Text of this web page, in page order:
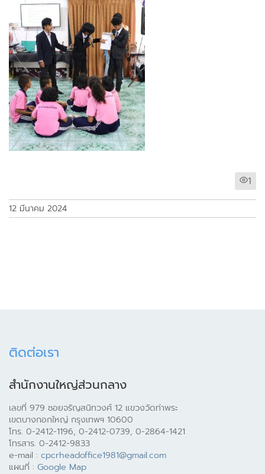
1
12 มีนาคม 2024
ติดต่อเรา
สำนักงานใหญ่ส่วนกลาง
เลขที่ 979 ซอยจรัญสนิทวงศ์ 12 แขวงวัดท่าพระ
เขตบางกอกใหญ่ กรุงเทพฯ 10600
โทร. 0-2412-1196, 0-2412-0739, 0-2864-1421
โทรสาร. 0-2412-9833
e-mail : cpcrheadoffice1981@gmail.com
แผนที่ : Google Map